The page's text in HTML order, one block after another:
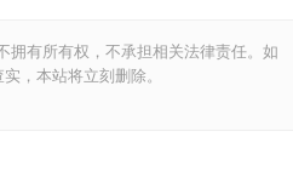
有所有权，不承担相关法律责任。如
，本站将立刻删除。